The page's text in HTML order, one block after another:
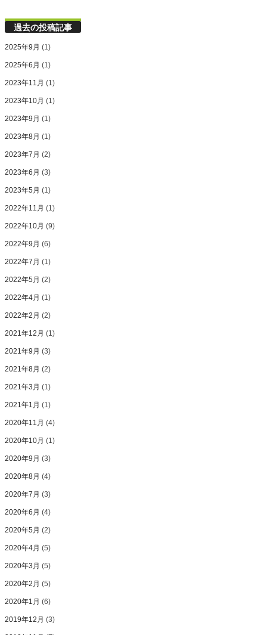
過去の投稿記事
2025年9月 (1)
2025年6月 (1)
2023年11月 (1)
2023年10月 (1)
2023年9月 (1)
2023年8月 (1)
2023年7月 (2)
2023年6月 (3)
2023年5月 (1)
2022年11月 (1)
2022年10月 (9)
2022年9月 (6)
2022年7月 (1)
2022年5月 (2)
2022年4月 (1)
2022年2月 (2)
2021年12月 (1)
2021年9月 (3)
2021年8月 (2)
2021年3月 (1)
2021年1月 (1)
2020年11月 (4)
2020年10月 (1)
2020年9月 (3)
2020年8月 (4)
2020年7月 (3)
2020年6月 (4)
2020年5月 (2)
2020年4月 (5)
2020年3月 (5)
2020年2月 (5)
2020年1月 (6)
2019年12月 (3)